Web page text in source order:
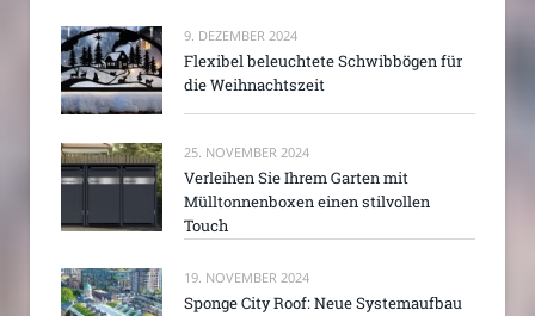
9. DEZEMBER 2024
Flexibel beleuchtete Schwibbögen für
die Weihnachtszeit
25. NOVEMBER 2024
Verleihen Sie Ihrem Garten mit
Mülltonnenboxen einen stilvollen
Touch
19. NOVEMBER 2024
Sponge City Roof: Neue Systemaufbau